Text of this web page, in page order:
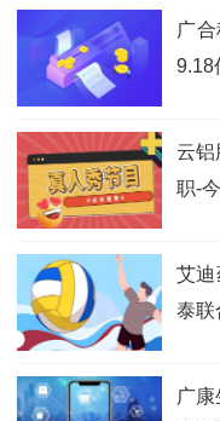
广
9.18
云铝
职-
艾迪
泰联
广